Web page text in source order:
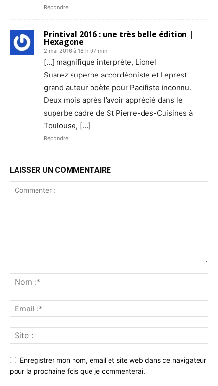
Répondre
Printival 2016 : une très belle édition |
Hexagone
2 mai 2016 à 18 h 07 min
[…] magnifique interprète, Lionel
Suarez superbe accordéoniste et Leprest
grand auteur poète pour Pacifiste inconnu.
Deux mois après l’avoir apprécié dans le
superbe cadre de St Pierre-des-Cuisines à
Toulouse, […]
Répondre
LAISSER UN COMMENTAIRE
Enregistrer mon nom, email et site web dans ce navigateur
pour la prochaine fois que je commenterai.